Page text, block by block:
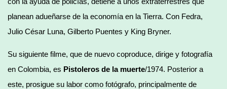
planean adueñarse de la economía en la Tierra. Con Fedra,
Julio César Luna, Gilberto Puentes y King Bryner.
Su siguiente filme, que de nuevo coproduce, dirige y fotografía
en Colombia, es Pistoleros de la muerte/1974. Posterior a
este, prosigue su labor como fotógrafo, principalmente de